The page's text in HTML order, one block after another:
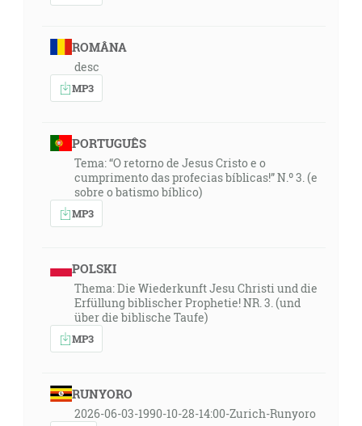
ROMÂNA
desc
MP3
PORTUGUÊS
Tema: “O retorno de Jesus Cristo e o
cumprimento das profecias bíblicas!” N.º 3. (e
sobre o batismo bíblico)
MP3
POLSKI
Thema: Die Wiederkunft Jesu Christi und die
Erfüllung biblischer Prophetie! NR. 3. (und
über die biblische Taufe)
MP3
RUNYORO
2026-06-03-1990-10-28-14:00-Zurich-Runyoro